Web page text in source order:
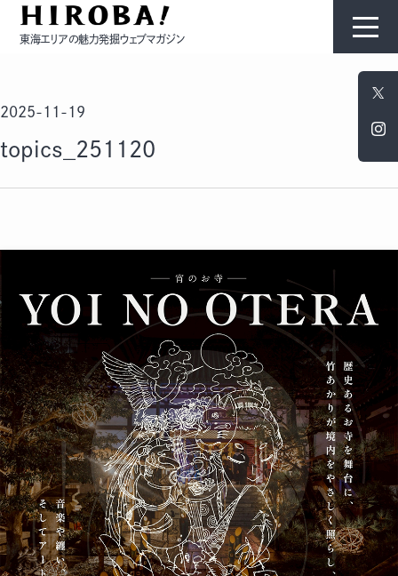
東海エリアの魅力発掘ウェブマガジン
コンテンツ
ひと
季節・まち まち・スポット
ノスタルジック
さんぽ
体験
2025-11-19
topics_251120